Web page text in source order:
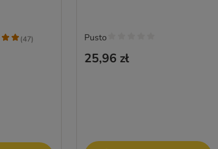
(47)
25,96 zł
Pusto